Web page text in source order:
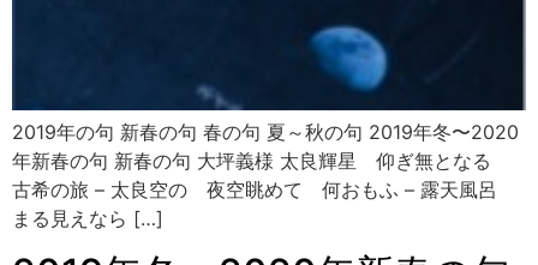
2019年の句 新春の句 春の句 夏～秋の句 2019年冬〜2020
年新春の句 新春の句 大坪義様 太良輝星 仰ぎ無となる
古希の旅 – 太良空の 夜空眺めて 何おもふ – 露天風呂
まる見えなら […]